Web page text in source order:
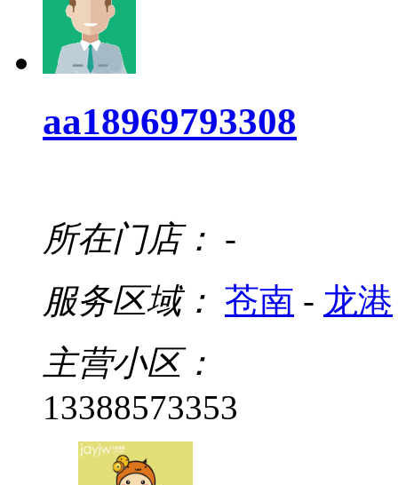
aa18969793308
所在门店： -
服务区域： 苍南 - 龙港
主营小区：
13388573353